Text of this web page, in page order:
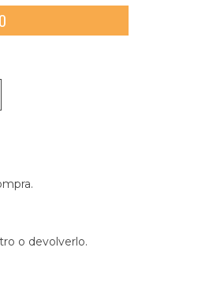
o devolverlo.